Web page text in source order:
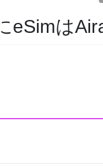
eSimは